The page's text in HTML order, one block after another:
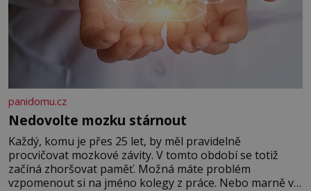
panidomu.cz
Nedovolte mozku stárnout
Každý, komu je přes 25 let, by měl pravidelně
procvičovat mozkové závity. V tomto období se totiž
začíná zhoršovat paměť. Možná máte problém
vzpomenout si na jméno kolegy z práce. Nebo marně v